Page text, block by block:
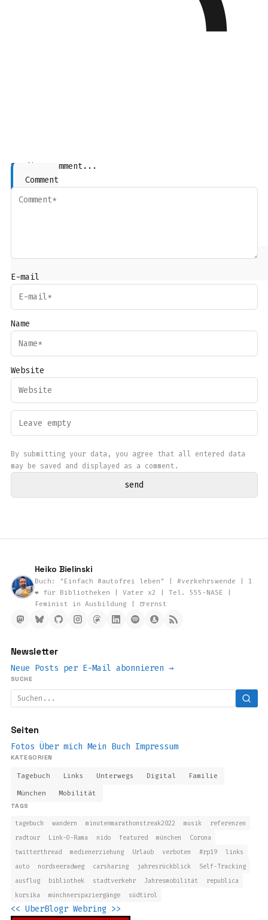
Sending comment...
Comment
E-mail
Name
Website
By submitting your data, you agree that all entered data
may be saved and displayed as a comment.
Heiko Bielinski
Buch: "Einfach #autofrei leben" | #verkehrswende | 1
❤️ für Bibliotheken | Vater x2 | Tel. 555-NASE |
Feminist in Ausbildung | 🍺ernst
Newsletter
Neue Posts per E-Mail abonnieren →
SUCHE
Seiten
Fotos Über mich Mein Buch Impressum
KATEGORIEN
Tagebuch Links Unterwegs Digital Familie
München
Mobilität
TAGS
tagebuch wandern minutenmarathonstreak2022 musik
referenzen
radtour
Link-O-Rama nido featured münchen
Corona
twitterthread
medienerziehung Urlaub verboten #rp19
links
auto
nordseeradweg carsharing jahresrückblick
Self-Tracking
ausflug
bibliothek stadtverkehr Jahresmobilität
republica
korsika
münchnerspaziergänge südtirol
<< UberBlogr Webring >>